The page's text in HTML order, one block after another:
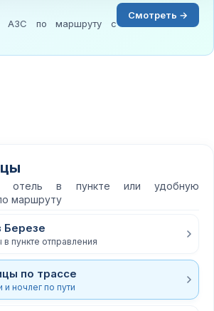
АЗС по маршруту с
Смотреть →
отель в пункте или удобную
маршруту
Березе
в пункте отправления
по трассе
и ночлег по пути